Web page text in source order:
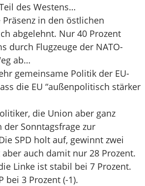
des Westens…
in den östlichen
abgelehnt. Nur 40 Prozent
durch Flugzeuge der NATO-
ab…
gemeinsame Politik der EU-
die EU “außenpolitisch stärker
die Union aber ganz
Sonntagsfrage zur
SPD holt auf, gewinnt zwei
auch damit nur 28 Prozent.
Linke ist stabil bei 7 Prozent.
bei 3 Prozent (-1).